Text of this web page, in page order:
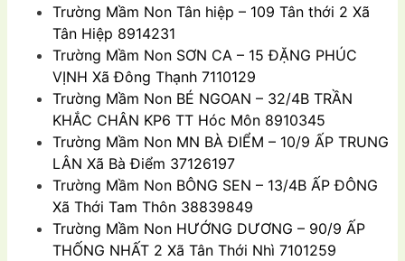
Trường Mầm Non Tân hiệp – 109 Tân thới 2 Xã
Tân Hiệp 8914231
Trường Mầm Non SƠN CA – 15 ĐẶNG PHÚC
VỊNH Xã Ðông Thạnh 7110129
Trường Mầm Non BÉ NGOAN – 32/4B TRẦN
KHẮC CHÂN KP6 TT Hóc Môn 8910345
Trường Mầm Non MN BÀ ĐIỂM – 10/9 ẤP TRUNG
LÂN Xã Bà Ðiểm 37126197
Trường Mầm Non BÔNG SEN – 13/4B ẤP ÐÔNG
Xã Thới Tam Thôn 38839849
Trường Mầm Non HƯỚNG DƯƠNG – 90/9 ẤP
THỐNG NHẤT 2 Xã Tân Thới Nhì 7101259